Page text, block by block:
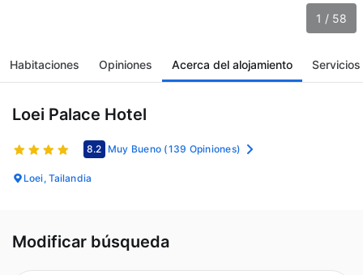
1 / 58
Habitaciones Opiniones Acerca del alojamiento Servicios
Loei Palace Hotel
8.2 Muy Bueno (139 Opiniones)
Loei, Tailandia
Modificar búsqueda